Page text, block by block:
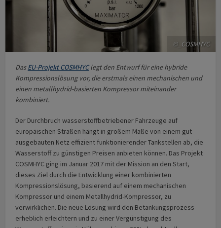
©_COSMHYC
DasEU-Projekt COSMHYClegt den Entwurf für eine hybride
Kompressionslösung vor, die erstmals einen mechanischen und
einen metallhydrid-basierten Kompressor miteinander
kombiniert.
Der Durchbruch wasserstoffbetriebener Fahrzeuge auf
europäischen Straßen hängt in großem Maße von einem gut
ausgebauten Netz effizient funktionierender Tankstellen ab, die
Wasserstoff zu günstigen Preisen anbieten können. Das Projekt
COSMHYC ging im Januar 2017 mit der Mission an den Start,
dieses Ziel durch die Entwicklung einer kombinierten
Kompressionslösung, basierend auf einem mechanischen
Kompressor und einem Metallhydrid-Kompressor, zu
verwirklichen. Die neue Lösung wird den Betankungsprozess
erheblich erleichtern und zu einer Vergünstigung des